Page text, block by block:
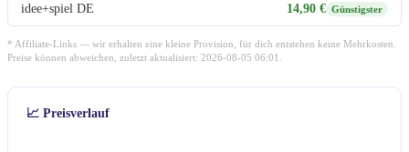
idee+spiel DE 14,90 € Günstigster
* Affiliate-Links — wir erhalten eine kleine Provision, für dich entstehen keine Mehrkosten.
Preise können abweichen, zuletzt aktualisiert: 2026-08-05 06:01.
📈 Preisverlauf